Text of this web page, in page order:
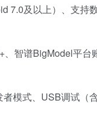
7.0及以上）、支
、智谱BigModel平
者模式、USB调试